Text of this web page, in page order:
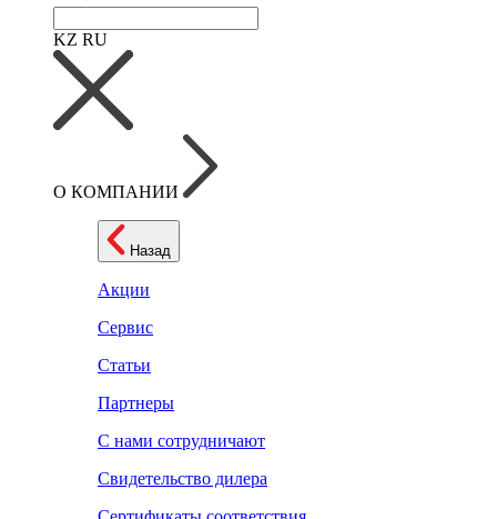
KZ RU
О КОМПАНИИ
Назад
Акции
Сервис
Статьи
Партнеры
С нами сотрудничают
Свидетельство дилера